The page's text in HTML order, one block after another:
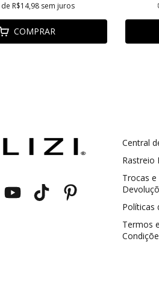
R$14,98 sem juros
COMPRAR
Central
Rastreio
Trocas e
Políticas
Termos e
GANHE5